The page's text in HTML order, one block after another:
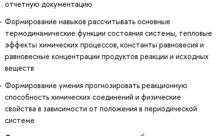
отчетную документацию
Формирование навыков рассчитывать основные
термодинамические функции состояния системы, тепловые
эффекты химических процессов, константы равновесия и
равновесные концентрации продуктов реакции и исходных
веществ
Формирование умения прогнозировать реакционную
способность химических соединений и физические
свойства в зависимости от положения в периодической
системе